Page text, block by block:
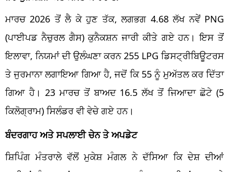
ਮਾਰਚ 2026 ਤੋਂ ਲੈ ਕੇ ਹੁਣ ਤੱਕ, ਲਗਭਗ 4.68 ਲੱਖ ਨਵੇਂ PNG
(ਪਾਈਪਡ ਨੈਚੁਰਲ ਗੈਸ) ਕੁਨੈਕਸ਼ਨ ਜਾਰੀ ਕੀਤੇ ਗਏ ਹਨ। ਇਸ ਤੋਂ
ਇਲਾਵਾ, ਨਿਯਮਾਂ ਦੀ ਉਲੰਘਣਾ ਕਰਨ 255 LPG ਡਿਸਟ੍ਰੀਬਿਊਟਰਸ
ਤੇ ਜੁਰਮਾਨਾ ਲਗਾਇਆ ਗਿਆ ਹੈ, ਜਦੋਂ ਕਿ 55 ਨੂੰ ਮੁਅੱਤਲ ਕਰ ਦਿੱਤਾ
ਗਿਆ ਹੈ। 23 ਮਾਰਚ ਤੋਂ ਬਾਅਦ 16.5 ਲੱਖ ਤੋਂ ਜਿਆਦਾ ਛੋਟੇ (5
ਕਿਲੋਗ੍ਰਾਮ) ਸਿਲੰਡਰ ਵੀ ਵੇਚੇ ਗਏ ਹਨ।
ਬੰਦਰਗਾਹ ਅਤੇ ਸਪਲਾਈ ਚੇਨ ਤੇ ਅਪਡੇਟ
ਸ਼ਿਪਿੰਗ ਮੰਤਰਾਲੇ ਵੱਲੋਂ ਮੁਕੇਸ਼ ਮੰਗਲ ਨੇ ਦੱਸਿਆ ਕਿ ਦੇਸ਼ ਦੀਆਂ